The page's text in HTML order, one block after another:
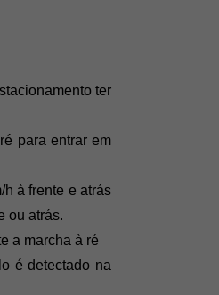
ter
para entrar em
à frente e atrás
ou atrás.
a marcha à ré
é detectado na